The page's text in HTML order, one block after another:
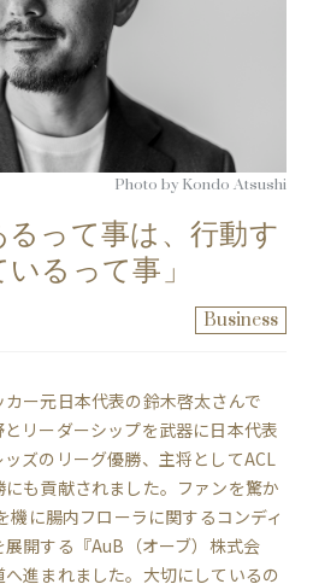
Photo by Kondo Atsushi
るって事は、行動す
るって事」
Business
ー元日本代表の鈴木啓太さんで
リーダーシップを武器に日本代表
ズのリーグ優勝、主将としてACL
も貢献されました。ファンを驚か
に腸内フローラに関するコンディ
開する『AuB（オーブ）株式会
進まれました。大切にしているの